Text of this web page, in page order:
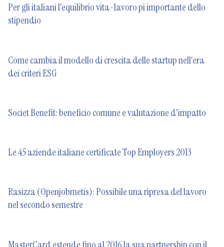
Per gli italiani l'equilibrio vita-lavoro pi importante dello
stipendio
Come cambia il modello di crescita delle startup nell'era
dei criteri ESG
Societ Benefit: beneficio comune e valutazione d'impatto
Le 45 aziende italiane certificate Top Employers 2013
Rasizza (Openjobmetis): Possibile una ripresa del lavoro
nel secondo semestre
MasterCard estende fino al 2016 la sua partnership con il